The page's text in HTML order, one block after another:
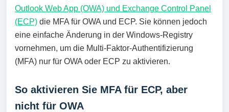
Outlook Web App (OWA) und Exchange Control Panel
(ECP) die MFA für OWA und ECP. Sie können jedoch
eine einfache Änderung in der Windows-Registry
vornehmen, um die Multi-Faktor-Authentifizierung
(MFA) nur für OWA oder ECP zu aktivieren.
So aktivieren Sie MFA für ECP, aber
nicht für OWA